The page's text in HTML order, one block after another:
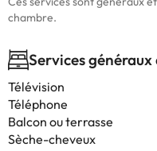
chambre.
Services généraux
Télévision
Téléphone
Balcon ou terrasse
Sèche-cheveux